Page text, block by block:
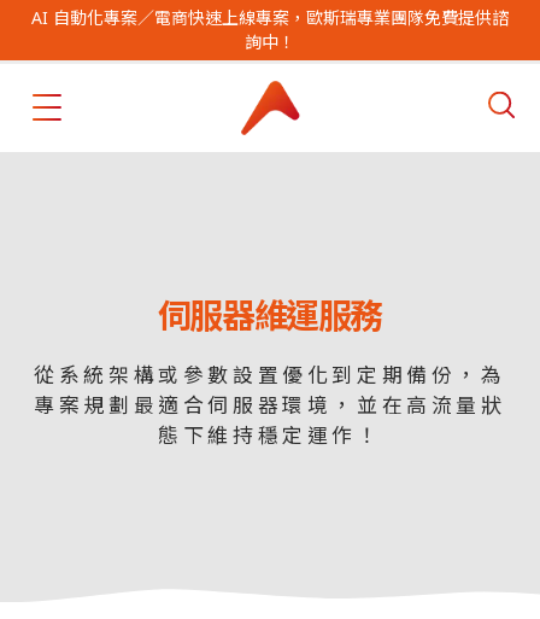
AI 自動化專案／電商快速上線專案，歐斯瑞專業團隊免費提供諮
詢中！
伺服器維運服務
從系統架構或參數設置優化到定期備份，為
專案規劃最適合伺服器環境，並在高流量狀
態下維持穩定運作！